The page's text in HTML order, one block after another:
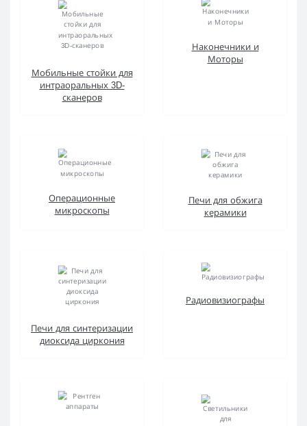
Мобильные стойки для
интраоральных 3D-
сканеров
Наконечники и
Моторы
Операционные
микроскопы
Печи для обжига
керамики
Печи для синтеризации
диоксида циркония
Радиовизиографы